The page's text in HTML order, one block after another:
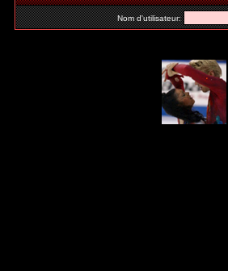
Nom d'utilisateur: